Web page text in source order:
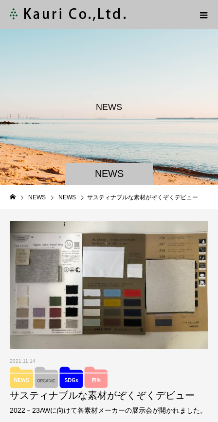
NEWS
NEWS
NEWS NEWS サスティナブルな素材がぞくぞくデビュー
2021.11.14
サスティナブルな素材がぞくぞくデビュー
2022－23AWに向けて各素材メーカーの展示会が開かれました。